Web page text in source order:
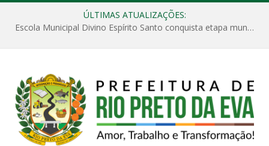
ÚLTIMAS ATUALIZAÇÕES:
Escola Municipal Divino Espírito Santo conquista etapa municipal da V Feira Amazonense de Matemática